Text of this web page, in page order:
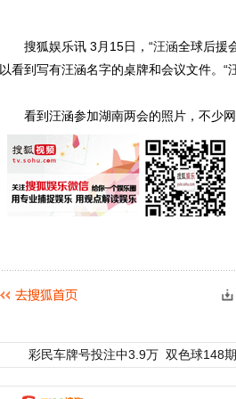
搜狐娱乐讯 3月15日，“汪涵全球后援
以看到写有汪涵名字的桌牌和会议文件。“
看到汪涵参加湖南两会的照片，不少网
彩民车牌号投注中3.9万 双色球148